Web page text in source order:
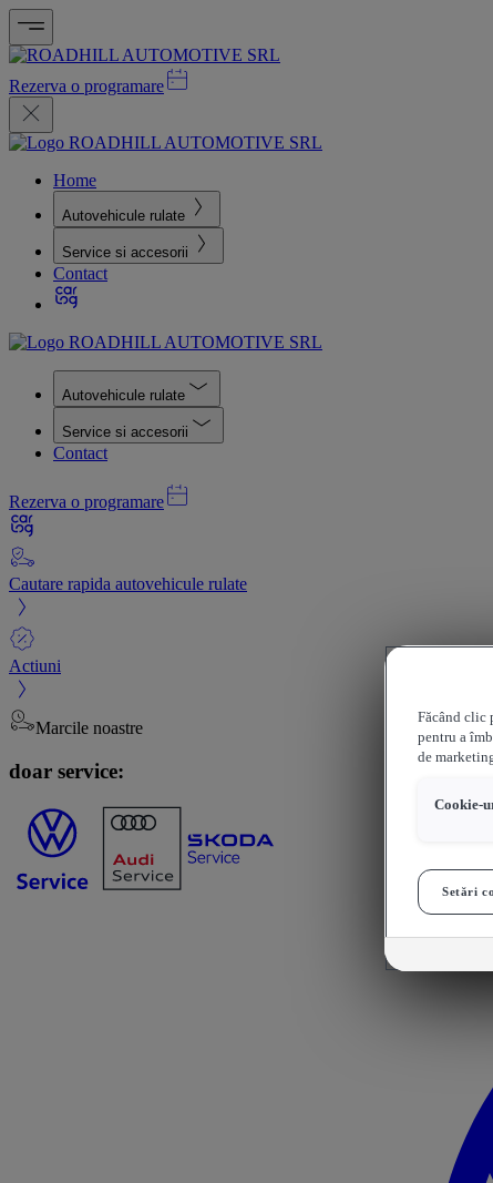
Rezerva o programare
Home
Autovehicule rulate
Service si accesorii
Contact
Autovehicule rulate
Service si accesorii
Contact
Rezerva o programare
Cautare rapida autovehicule rulate
Actiuni
Marcile noastre
doar service:
Făcând clic
pentru a
de
Cookie-
Setări